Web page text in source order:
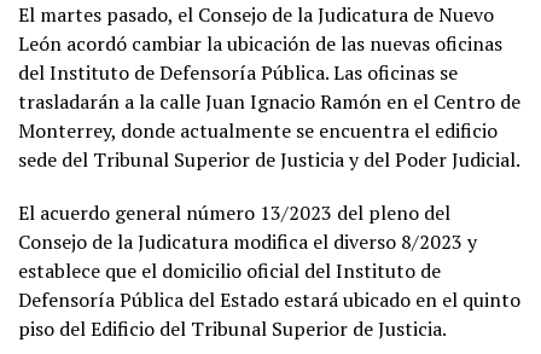
El martes pasado, el Consejo de la Judicatura de Nuevo
León acordó cambiar la ubicación de las nuevas oficinas
del Instituto de Defensoría Pública. Las oficinas se
trasladarán a la calle Juan Ignacio Ramón en el Centro de
Monterrey, donde actualmente se encuentra el edificio
sede del Tribunal Superior de Justicia y del Poder Judicial.
El acuerdo general número 13/2023 del pleno del
Consejo de la Judicatura modifica el diverso 8/2023 y
establece que el domicilio oficial del Instituto de
Defensoría Pública del Estado estará ubicado en el quinto
piso del Edificio del Tribunal Superior de Justicia.